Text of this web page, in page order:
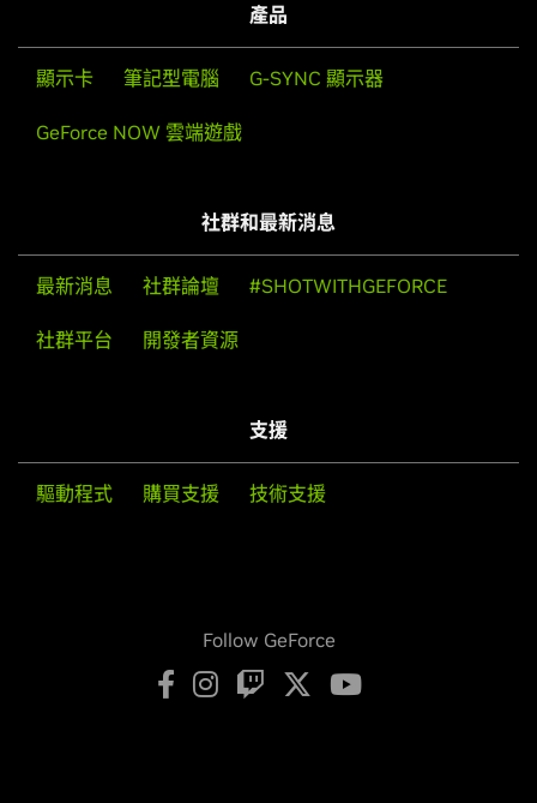
產品
顯示卡 筆記型電腦 G-SYNC 顯示器
GeForce NOW 雲端遊戲
社群和最新消息
最新消息 社群論壇 #SHOTWITHGEFORCE
社群平台 開發者資源
支援
驅動程式 購買支援 技術支援
Follow GeForce